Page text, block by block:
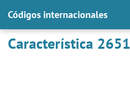
Códigos internacionales
Característica 2651